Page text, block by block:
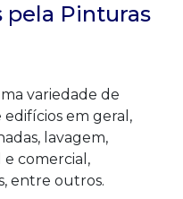
pela Pinturas
variedade de
em geral,
lavagem,
comercial,
entre outros.